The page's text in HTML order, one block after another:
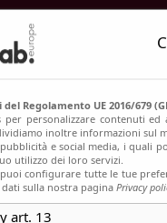
Regolamento UE 2016/679
per personalizzare contenuti
inoltre informazioni sul
e social media, i quali
utilizzo dei loro servizi.
configurare tutte le tue
sulla nostra pagina Privacy
art. 13